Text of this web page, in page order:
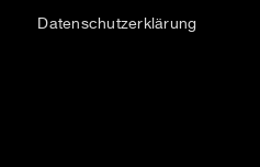
Datenschutzerklärung